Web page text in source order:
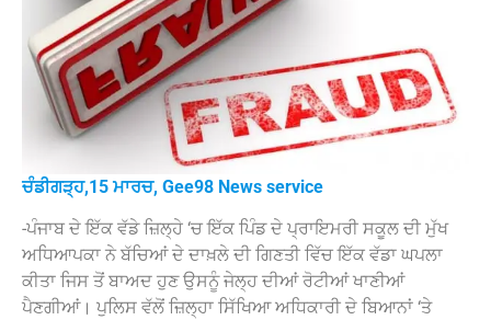
ਚੰਡੀਗੜ੍ਹ,15 ਮਾਰਚ, Gee98 News service
-ਪੰਜਾਬ ਦੇ ਇੱਕ ਵੱਡੇ ਜ਼ਿਲ੍ਹੇ ‘ਚ ਇੱਕ ਪਿੰਡ ਦੇ ਪ੍ਰਾਇਮਰੀ ਸਕੂਲ ਦੀ ਮੁੱਖ
ਅਧਿਆਪਕਾ ਨੇ ਬੱਚਿਆਂ ਦੇ ਦਾਖ਼ਲੇ ਦੀ ਗਿਣਤੀ ਵਿੱਚ ਇੱਕ ਵੱਡਾ ਘਪਲਾ
ਕੀਤਾ ਜਿਸ ਤੋਂ ਬਾਅਦ ਹੁਣ ਉਸਨੂੰ ਜੇਲ੍ਹ ਦੀਆਂ ਰੋਟੀਆਂ ਖਾਣੀਆਂ
ਪੈਣਗੀਆਂ। ਪੁਲਿਸ ਵੱਲੋਂ ਜ਼ਿਲ੍ਹਾ ਸਿੱਖਿਆ ਅਧਿਕਾਰੀ ਦੇ ਬਿਆਨਾਂ ‘ਤੇ